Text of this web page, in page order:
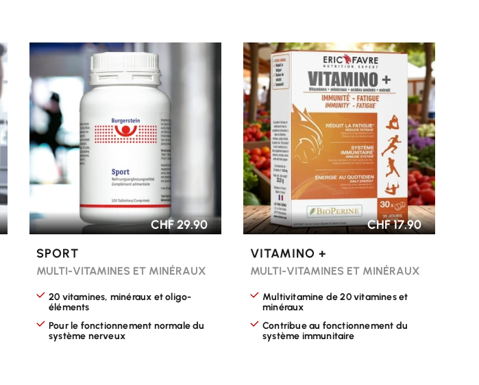
CHF 29.90
CHOISIR LES OPTIONS
SPORT
MULTI-VITAMINES ET MINÉRAUX
20 vitamines, minéraux et oligo-
éléments
Pour le fonctionnement normale du
système nerveux
CHF 17.90
CHOISIR LES OPTIONS
VITAMINO +
MULTI-VITAMINES ET MINÉRAUX
Multivitamine de 20 vitamines et
minéraux
Contribue au fonctionnement du
système immunitaire